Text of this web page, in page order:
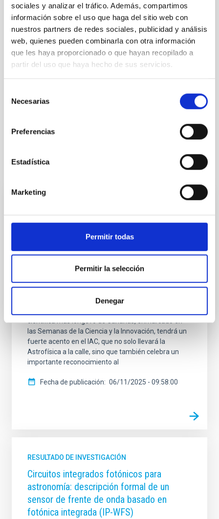
sociales y analizar el tráfico. Además, compartimos
información sobre el uso que haga del sitio web con
nuestros partners de redes sociales, publicidad y análisis
web, quienes pueden combinarla con otra información
que les haya proporcionado o que hayan recopilado a
partir del uso que haya hecho de sus servicios.
Necesarias
Preferencias
Estadística
Marketing
Permitir todas
Permitir la selección
Denegar
ÁMBITO
CIENCIA Y TECNOLOGÍA
Astrofísica
Divulgación
Público general
Científica/o
Otras noticias relacionadas
participación en la Feria de La Ciencia de
participación en la XXII Feria de la Ciencia de La
noviembre, en la Plaza de la Constitución de este
municipio, en horario ininterrumpido de 10:30 a 18:30
científica más longevo de Canarias, enmarcado en
las Semanas de la Ciencia y la Innovación, tendrá un
fuerte acento en el IAC, que no solo llevará la
Astrofísica a la calle, sino que también celebra un
importante reconocimiento al
Fecha de publicación 06/11/2025 - 09:58:00
RESULTADO DE INVESTIGACIÓN
Circuitos integrados fotónicos para
astronomía: descripción formal de un
sensor de frente de onda basado en
fotónica integrada (IP-WFS)